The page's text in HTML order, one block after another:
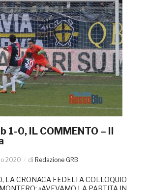
1-0, IL COMMENTO – Il
2020 di Redazione GRB
LA CRONACA FEDELI A COLLOQUIO